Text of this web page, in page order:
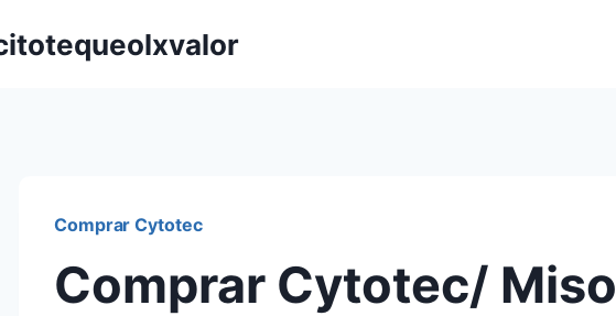
Comprar Cytotec
Comprar Cytotec/